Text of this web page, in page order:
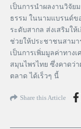
เป็นการนำผลงานวิจัย
ธรรม ในนามแบรนด์ข
ระดับสากล ส่งเสริมใ
ช่วยให้ประชาชนสาม
เป็นการเพิ่มมูลค่าทาง
สมุนไพรไทย ซึ่งคาดว่
ตลาด ได้เร็วๆ นี้
Share this Article